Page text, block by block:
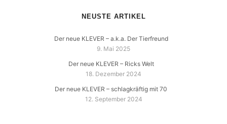
NEUSTE ARTIKEL
Der neue KLEVER – a.k.a. Der Tierfreund
9. Mai 2025
Der neue KLEVER – Ricks Welt
18. Dezember 2024
Der neue KLEVER – schlagkräftig mit 70
12. September 2024